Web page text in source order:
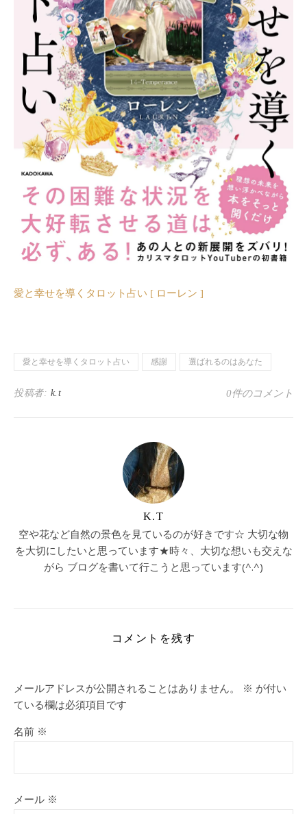
愛と幸せを導くタロット占い [ ローレン ]
愛と幸せを導くタロット占い 感謝 選ばれるのはあなた
投稿者: k.t 0件のコメント
K.T
空や花など自然の景色を見ているのが好きです☆ 大切な物
を大切にしたいと思っています★時々、大切な想いも交えな
がら ブログを書いて行こうと思っています(^.^)
コメントを残す
メールアドレスが公開されることはありません。 ※ が付い
ている欄は必須項目です
名前 ※
メール ※